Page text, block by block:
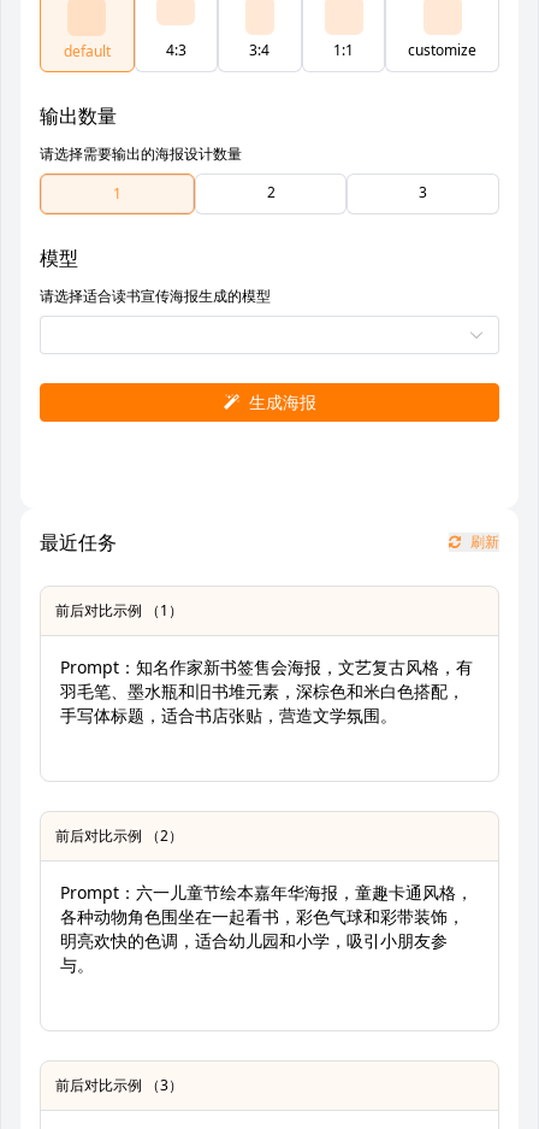
default 4:3 3:4 1:1 customize
输出数量
请选择需要输出的海报设计数量
1
2 3
模型
请选择适合读书宣传海报生成的模型
生成海报
最近任务 刷新
前后对比示例 （1）
Prompt：知名作家新书签售会海报，文艺复古风格，有
羽毛笔、墨水瓶和旧书堆元素，深棕色和米白色搭配，
手写体标题，适合书店张贴，营造文学氛围。
前后对比示例 （2）
Prompt：六一儿童节绘本嘉年华海报，童趣卡通风格，
各种动物角色围坐在一起看书，彩色气球和彩带装饰，
明亮欢快的色调，适合幼儿园和小学，吸引小朋友参
与。
前后对比示例 （3）